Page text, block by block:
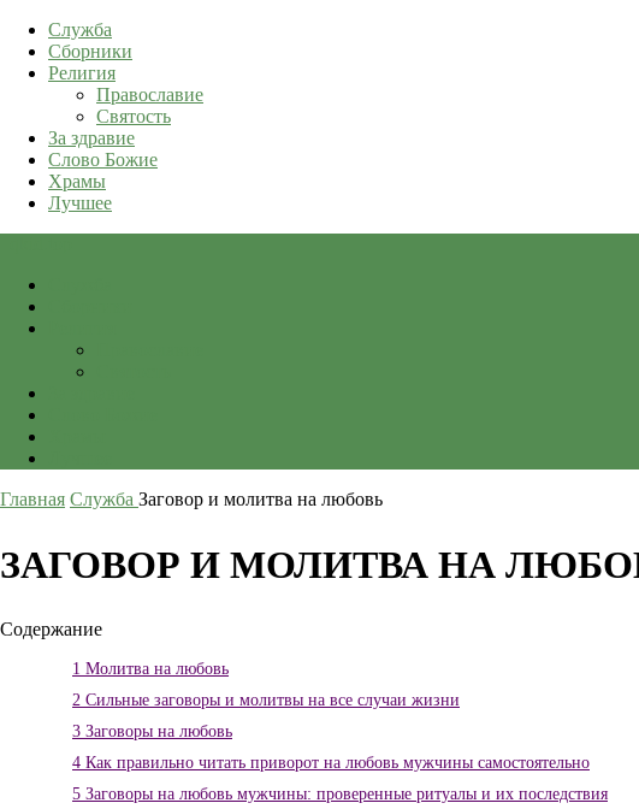
Служба
Сборники
Религия
Православие
Святость
За здравие
Слово Божие
Храмы
Лучшее
Главная Служба Заговор и молитва на любовь
ЗАГОВОР И МОЛИТВА НА
Содержание
1 Молитва на любовь
2 Сильные заговоры и молитвы на все случаи жизни
3 Заговоры на любовь
4 Как правильно читать приворот на любовь мужчины самостоятельно
5 Заговоры на любовь мужчины: проверенные ритуалы и их последствия